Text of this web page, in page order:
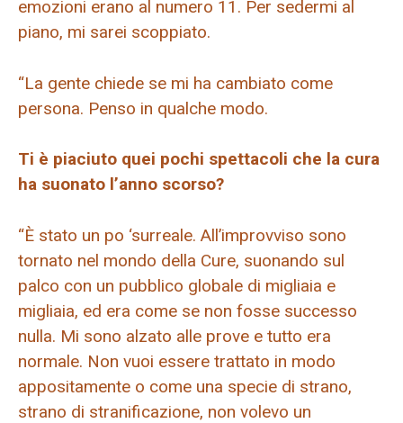
emozioni erano al numero 11. Per sedermi al
piano, mi sarei scoppiato.
“La gente chiede se mi ha cambiato come
persona. Penso in qualche modo.
Ti è piaciuto quei pochi spettacoli che la cura
ha suonato l’anno scorso?
“È stato un po ‘surreale. All’improvviso sono
tornato nel mondo della Cure, suonando sul
palco con un pubblico globale di migliaia e
migliaia, ed era come se non fosse successo
nulla. Mi sono alzato alle prove e tutto era
normale. Non vuoi essere trattato in modo
appositamente o come una specie di strano,
strano di stranificazione, non volevo un